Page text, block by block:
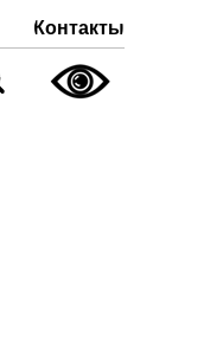
Контакты